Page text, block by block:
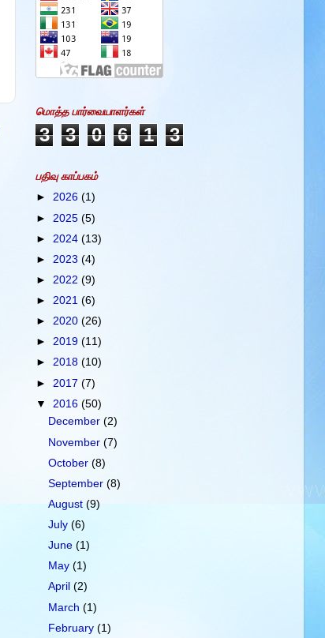
மொத்த பார்வையாளர்கள்
3 3 0 6 1 3
பதிவு காப்பகம்
► 2026 (1)
► 2025 (5)
► 2024 (13)
► 2023 (4)
► 2022 (9)
► 2021 (6)
► 2020 (26)
► 2019 (11)
► 2018 (10)
► 2017 (7)
▼ 2016 (50)
December(2)
November(7)
October(8)
September(8)
August(9)
July(6)
June(1)
May(1)
April(2)
March(1)
February(1)